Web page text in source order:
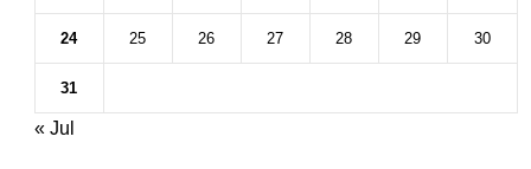
24 25 26 27 28 29 30
31
« Jul